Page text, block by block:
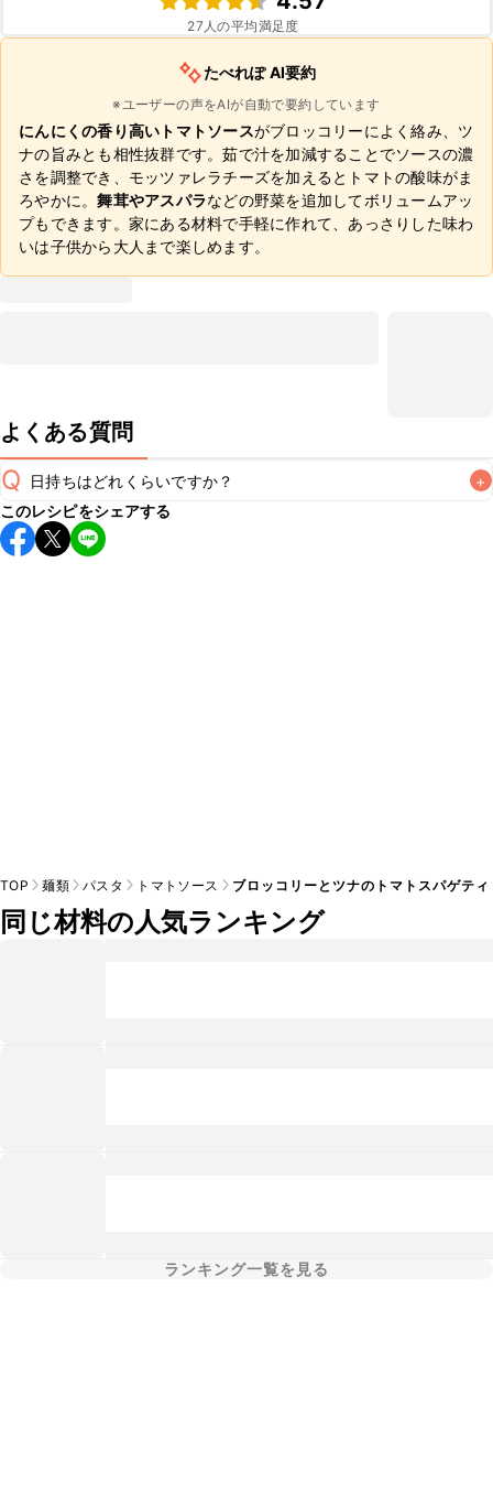
27 人の平均満足度
たべれぽ AI要約
※ユーザーの声をAIが自動で要約しています
にんにくの香り高いトマトソースがブロッコリーによく絡み、ツ
ナの旨みとも相性抜群です。茹で汁を加減することでソースの濃
さを調整でき、モッツァレラチーズを加えるとトマトの酸味がま
ろやかに。舞茸やアスパラなどの野菜を追加してボリュームアッ
プもできます。家にある材料で手軽に作れて、あっさりした味わ
いは子供から大人まで楽しめます。
よくある質問
Q 日持ちはどれくらいですか？ +
こちらのレシピは出来たてをお召し上がりいただくことをお
すすめします。
このレシピをシェアする
TOP 麺類 パスタ トマトソース ブロッコリーとツナのトマトスパゲティ
同じ材料の人気ランキング
ランキング一覧を見る